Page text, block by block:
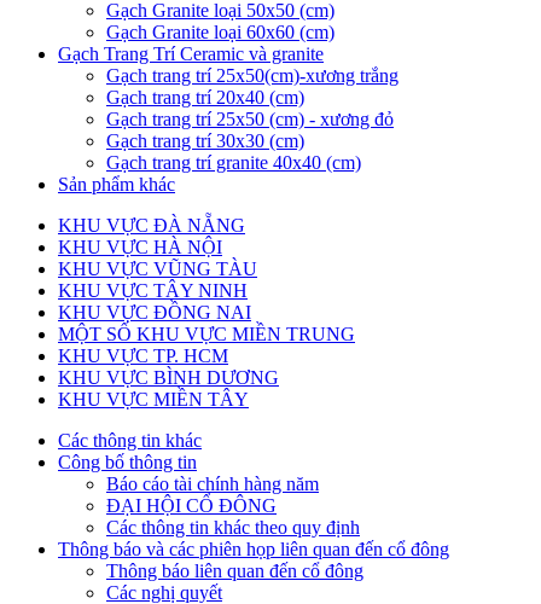
Gạch Granite loại 50x50 (cm)
Gạch Granite loại 60x60 (cm)
Gạch Trang Trí Ceramic và granite
Gạch trang trí 25x50(cm)-xương trắng
Gạch trang trí 20x40 (cm)
Gạch trang trí 25x50 (cm) - xương đỏ
Gạch trang trí 30x30 (cm)
Gạch trang trí granite 40x40 (cm)
Sản phẩm khác
KHU VỰC ĐÀ NẴNG
KHU VỰC HÀ NỘI
KHU VỰC VŨNG TÀU
KHU VỰC TÂY NINH
KHU VỰC ĐỒNG NAI
MỘT SỐ KHU VỰC MIỀN TRUNG
KHU VỰC TP. HCM
KHU VỰC BÌNH DƯƠNG
KHU VỰC MIỀN TÂY
Các thông tin khác
Công bố thông tin
Báo cáo tài chính hàng năm
ĐẠI HỘI CỔ ĐÔNG
Các thông tin khác theo quy định
Thông báo và các phiên họp liên quan đến cổ đông
Thông báo liên quan đến cổ đông
Các nghị quyết